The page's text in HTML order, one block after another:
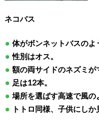
ネコバス
体がボンネットバスのよ
性別はオス。
額の両サイドのネズミが
足は12本。
場所を選ばす高速で風の
トトロ同様、子供にしか